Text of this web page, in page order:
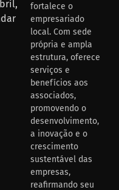
fortalece o
empresariado
local. Com sede
própria e ampla
estrutura, oferece
serviços e
benefícios aos
associados,
promovendo o
desenvolvimento,
a inovação e o
crescimento
sustentável das
empresas,
reafirmando seu